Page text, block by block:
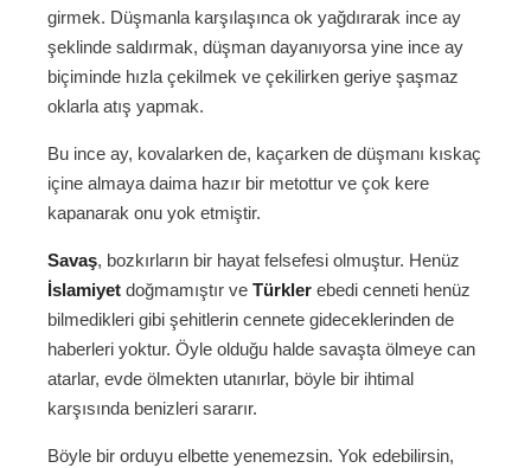
girmek. Düşmanla karşılaşınca ok yağdırarak ince ay
şeklinde saldırmak, düşman dayanıyorsa yine ince ay
biçiminde hızla çekilmek ve çekilirken geriye şaşmaz
oklarla atış yapmak.
Bu ince ay, kovalarken de, kaçarken de düşmanı kıskaç
içine almaya daima hazır bir metottur ve çok kere
kapanarak onu yok etmiştir.
Savaş, bozkırların bir hayat felsefesi olmuştur. Henüz
İslamiyet doğmamıştır ve Türkler ebedi cenneti henüz
bilmedikleri gibi şehitlerin cennete gideceklerinden de
haberleri yoktur. Öyle olduğu halde savaşta ölmeye can
atarlar, evde ölmekten utanırlar, böyle bir ihtimal
karşısında benizleri sararır.
Böyle bir orduyu elbette yenemezsin. Yok edebilirsin,